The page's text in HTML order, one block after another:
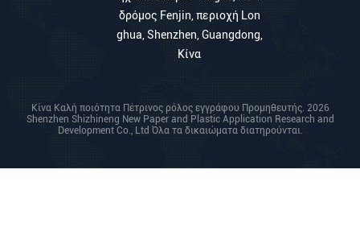
δρόμος Fenjin, περιοχή Lon
ghua, Shenzhen, Guangdong,
Κίνα
Κίνα Καλή ποιότητα Πέτρινος ρόλος εγγράφου Προμηθευτής. 2026
Shenzhen Shizhineng New Paper and Plastic Application Research and
Development Co., Ltd Όλα τα δικαιώματα διατηρούνται.